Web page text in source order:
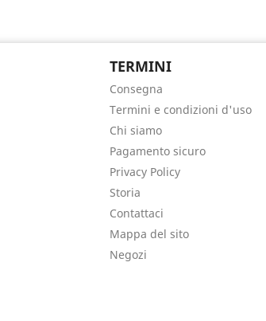
TERMINI
Consegna
Termini e condizioni d'uso
Chi siamo
Pagamento sicuro
Privacy Policy
Storia
Contattaci
Mappa del sito
Negozi